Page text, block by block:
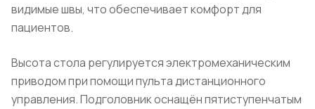
видимые швы, что обеспечивает комфорт для
пациентов.
Высота стола регулируется электромеханическим
приводом при помощи пульта дистанционного
управления. Подголовник оснащён пятиступенчатым